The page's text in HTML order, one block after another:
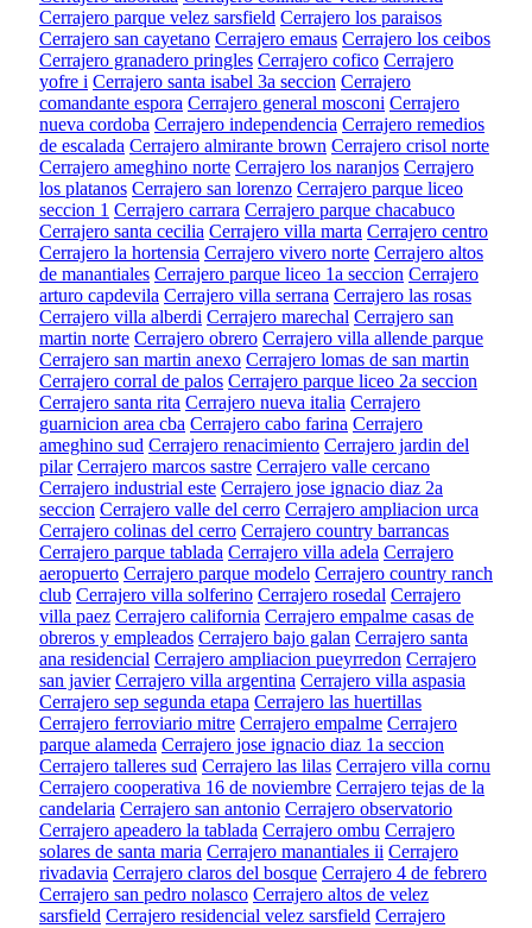
Cerrajero parque velez sarsfield Cerrajero los paraisos
Cerrajero san cayetano Cerrajero emaus Cerrajero los ceibos
Cerrajero granadero pringles Cerrajero cofico Cerrajero
yofre i Cerrajero santa isabel 3a seccion Cerrajero
comandante espora Cerrajero general mosconi Cerrajero
nueva cordoba Cerrajero independencia Cerrajero remedios
de escalada Cerrajero almirante brown Cerrajero crisol norte
Cerrajero ameghino norte Cerrajero los naranjos Cerrajero
los platanos Cerrajero san lorenzo Cerrajero parque liceo
seccion 1 Cerrajero carrara Cerrajero parque chacabuco
Cerrajero santa cecilia Cerrajero villa marta Cerrajero centro
Cerrajero la hortensia Cerrajero vivero norte Cerrajero altos
de manantiales Cerrajero parque liceo 1a seccion Cerrajero
arturo capdevila Cerrajero villa serrana Cerrajero las rosas
Cerrajero villa alberdi Cerrajero marechal Cerrajero san
martin norte Cerrajero obrero Cerrajero villa allende parque
Cerrajero san martin anexo Cerrajero lomas de san martin
Cerrajero corral de palos Cerrajero parque liceo 2a seccion
Cerrajero santa rita Cerrajero nueva italia Cerrajero
guarnicion area cba Cerrajero cabo farina Cerrajero
ameghino sud Cerrajero renacimiento Cerrajero jardin del
pilar Cerrajero marcos sastre Cerrajero valle cercano
Cerrajero industrial este Cerrajero jose ignacio diaz 2a
seccion Cerrajero valle del cerro Cerrajero ampliacion urca
Cerrajero colinas del cerro Cerrajero country barrancas
Cerrajero parque tablada Cerrajero villa adela Cerrajero
aeropuerto Cerrajero parque modelo Cerrajero country ranch
club Cerrajero villa solferino Cerrajero rosedal Cerrajero
villa paez Cerrajero california Cerrajero empalme casas de
obreros y empleados Cerrajero bajo galan Cerrajero santa
ana residencial Cerrajero ampliacion pueyrredon Cerrajero
san javier Cerrajero villa argentina Cerrajero villa aspasia
Cerrajero sep segunda etapa Cerrajero las huertillas
Cerrajero ferroviario mitre Cerrajero empalme Cerrajero
parque alameda Cerrajero jose ignacio diaz 1a seccion
Cerrajero talleres sud Cerrajero las lilas Cerrajero villa cornu
Cerrajero cooperativa 16 de noviembre Cerrajero tejas de la
candelaria Cerrajero san antonio Cerrajero observatorio
Cerrajero apeadero la tablada Cerrajero ombu Cerrajero
solares de santa maria Cerrajero manantiales ii Cerrajero
rivadavia Cerrajero claros del bosque Cerrajero 4 de febrero
Cerrajero san pedro nolasco Cerrajero altos de velez
sarsfield Cerrajero residencial velez sarsfield Cerrajero